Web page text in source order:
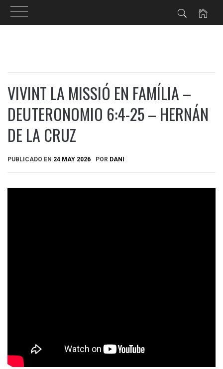
VIVINT LA MISSIÓ EN FAMÍLIA –
DEUTERONOMIO 6:4-25 – HERNÁN
DE LA CRUZ
PUBLICADO EN 24 MAY 2026 POR DANI